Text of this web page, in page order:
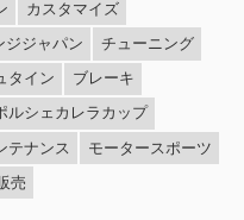
カスタマイズ
ジジャパン
チューニング
タイン
ブレーキ
ルシェカレラカップ
テナンス
モータースポーツ
売